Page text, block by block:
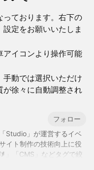
っております。右下の
定をお願いいたしま
アイコンより操作可能
動では選択いただけ
が徐々に自動調整され
フォロー
Studio」が運営するイベ
イト制作の技術向上に役
」「CMS」などタグで絞
も様々な動画を公開中で